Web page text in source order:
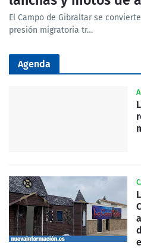
El Campo de Gibraltar se
presión migratoria tr…
Agenda